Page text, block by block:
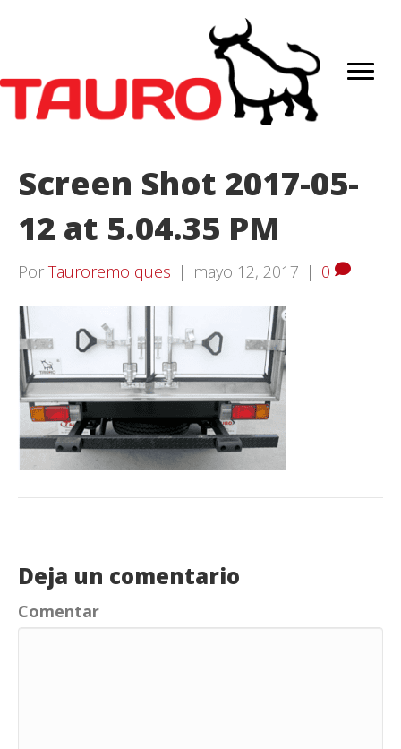
Screen Shot 2017-05-
12 at 5.04.35 PM
Por Tauroremolques | mayo 12, 2017 | 0
Deja un comentario
Comentar